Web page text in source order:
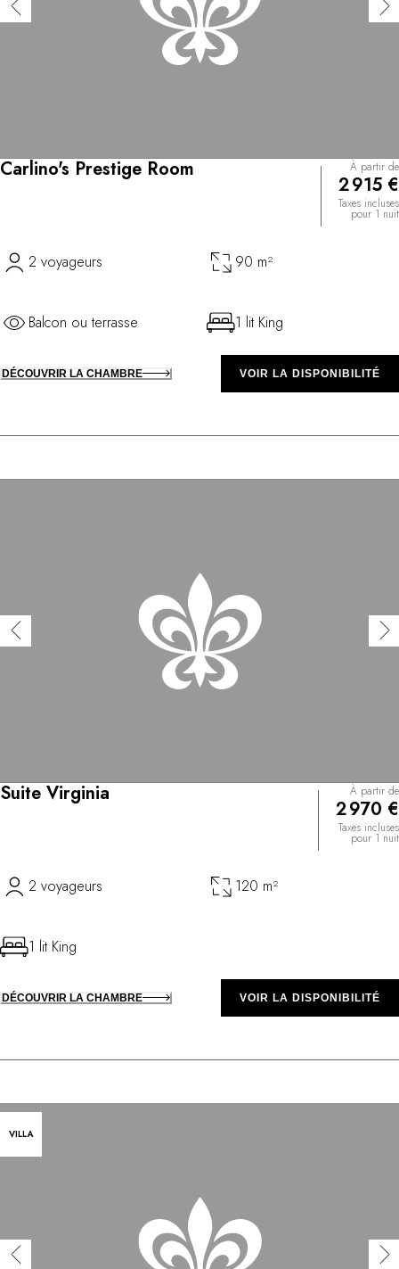
Carlino's Prestige Room À partir de
2 915 €
Taxes incluses
pour 1 nuit
2 voyageurs 90 m²
Balcon ou terrasse 1 lit King
DÉCOUVRIR LA CHAMBRE VOIR LA DISPONIBILITÉ
Suite Virginia À partir de
2 970 €
Taxes incluses
pour 1 nuit
2 voyageurs 120 m²
1 lit King
DÉCOUVRIR LA CHAMBRE VOIR LA DISPONIBILITÉ
VILLA